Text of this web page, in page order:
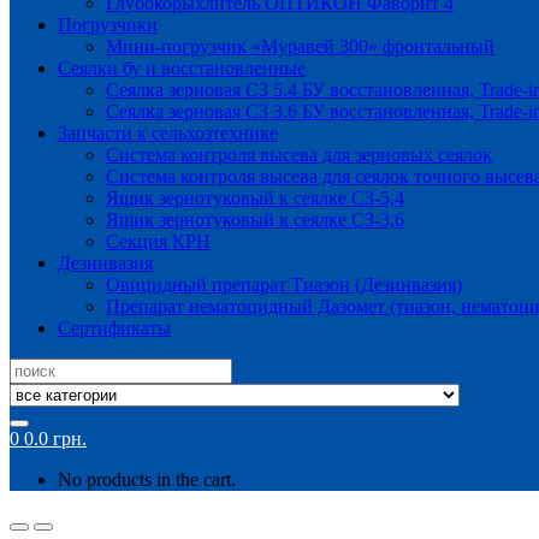
Погрузчики
Мини-погрузчик «Муравей 300» фронтальный
Сеялки бу и восстановленные
Сеялка зерновая СЗ 5.4 БУ восстановленная, Trade-
Сеялка зерновая СЗ 3.6 БУ восстановленная, Trade-
Запчасти к сельхозтехнике
Система контроля высева для зерновых сеялок
Система контроля высева для сеялок точного
Ящик зернотуковый к сеялке СЗ-5,4
Ящик зернотуковый к сеялке СЗ-3,6
Секция КРН
Дезинвазия
Овицидный препарат Тиазон (Дезинвазия)
Препарат нематоцидный Дазомет (тиазон,
Сертификаты
Search
for:
0 0.0 грн.
No products in the cart.